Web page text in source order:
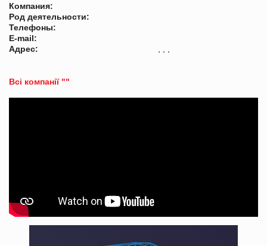
Компания:
Род деятельности:
Телефоны:
E-mail:
Адрес:
Всі компанії ""